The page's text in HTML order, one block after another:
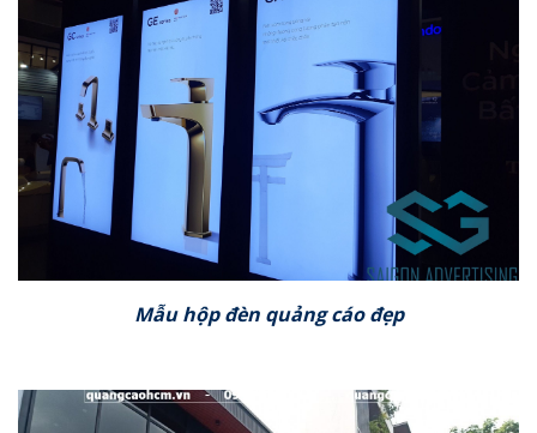
Mẫu hộp đèn quảng cáo đẹp